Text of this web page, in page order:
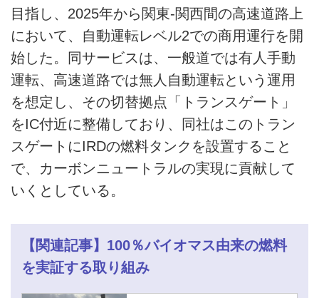
目指し、2025年から関東-関西間の高速道路上
において、自動運転レベル2での商用運行を開
始した。同サービスは、一般道では有人手動
運転、高速道路では無人自動運転という運用
を想定し、その切替拠点「トランスゲート」
をIC付近に整備しており、同社はこのトラン
スゲートにIRDの燃料タンクを設置すること
で、カーボンニュートラルの実現に貢献して
いくとしている。
【関連記事】100％バイオマス由来の燃料
を実証する取り組み